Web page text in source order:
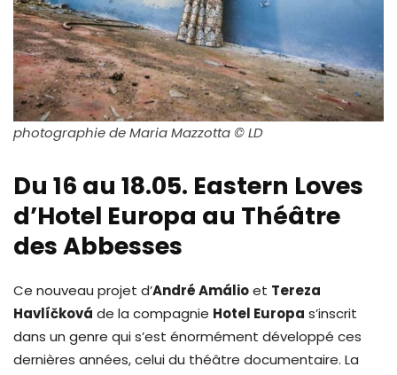
photographie de Maria Mazzotta © LD
Du 16 au 18.05. Eastern Loves
d’Hotel Europa au Théâtre
des Abbesses
Ce nouveau projet d’André Amálioet Tereza
Havlíčková de la compagnie Hotel Europa s’inscrit
dans un genre qui s’est énormément développé ces
dernières années, celui du théâtre documentaire. La